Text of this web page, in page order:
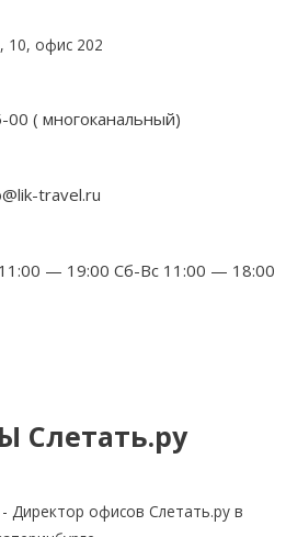
10, офис 202
( многоканальный)
travel.ru
— 19:00 Сб-Вс 11:00 — 18:00
Слетать.ру